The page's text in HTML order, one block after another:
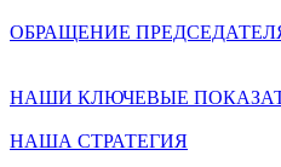
ОБРАЩЕНИЕ
НАШИ КЛЮЧЕВЫЕ
НАША СТРАТЕГИЯ